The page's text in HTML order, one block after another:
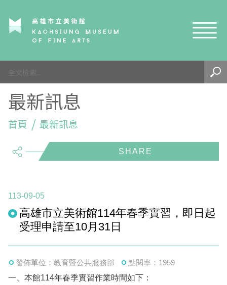
網站導覽
參觀資訊
參觀須知
開館時間
交通資訊
環境介紹
兒童美術館
藝術生態園區
高美館
兒童美術館
無障礙服務專區
易讀手冊
藝術之旅
高美書屋
三秌茶屋
Pasadena
展覽與活動
展覽資訊
徵件辦法
典藏與研究
典藏查詢
精選典藏
典藏圖檔申請
研究資源
藝術認證 / 百夜默讀 / 高雄ART青
南島當代記憶工程
視覺藝術影像資料庫
研究出版
系列出版
線上學習
線上書
藝術閱聽
雄雄藝見你│Podcast
時代之聲│Podcasts
典藏賞析│Podcasts
線上展覽
珍珠—南方視野的女性藝術
多元史觀特藏室二部曲：南方作為衝撞之所
AR/VR體驗
寓懷的行板：劉生容研究展
線上學習資源
關於我們
高美館
關於高美館/年報
關於館長
兒童美術館
關於兒童美術館
藝術生態園區
最新訊息
首頁 最新訊息
share
113-09-05
高雄市立美術館114年春季實習，即日起
受理申請至10月31日
發佈單位：教育暨公共服務部
點閱率：1959
一、本館114年春季實習作業時間如下：